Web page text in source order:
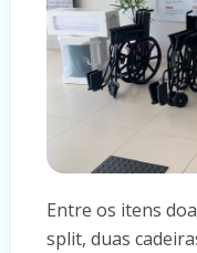
Entre os itens
split, duas